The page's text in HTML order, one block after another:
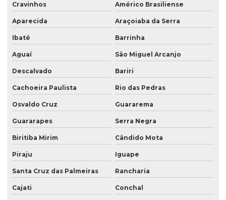
Cravinhos Américo Brasiliense
Aparecida Araçoiaba da Serra
Ibaté Barrinha
Aguaí São Miguel Arcanjo
Descalvado Bariri
Cachoeira Paulista Rio das Pedras
Osvaldo Cruz Guararema
Guararapes Serra Negra
Biritiba Mirim Cândido Mota
Piraju Iguape
Santa Cruz das Palmeiras Rancharia
Cajati Conchal